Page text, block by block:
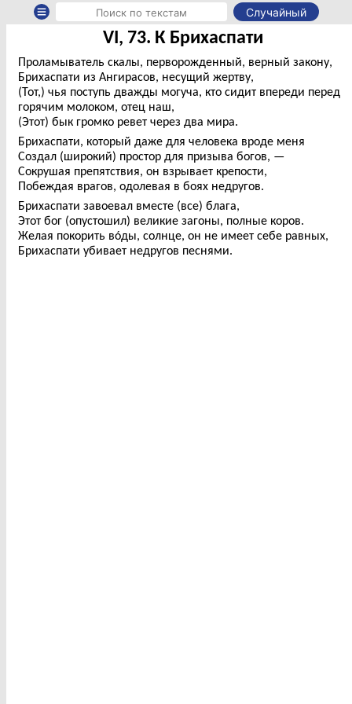
Случайный
VI, 73. К Брихаспати
Проламыватель скалы, перворожденный, верный закону,
Брихаспати из Ангирасов, несущий жертву,
(Тот,) чья поступь дважды могуча, кто сидит впереди перед
горячим молоком, отец наш,
(Этот) бык громко ревет через два мира.
Брихаспати, который даже для человека вроде меня
Создал (широкий) простор для призыва богов, —
Сокрушая препятствия, он взрывает крепости,
Побеждая врагов, одолевая в боях недругов.
Брихаспати завоевал вместе (все) блага,
Этот бог (опустошил) великие загоны, полные коров.
Желая покорить вóды, солнце, он не имеет себе равных,
Брихаспати убивает недругов песнями.